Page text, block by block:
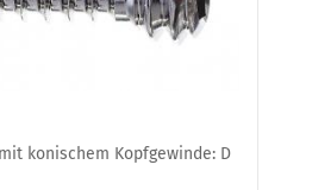
konischem Kopfgewinde: D